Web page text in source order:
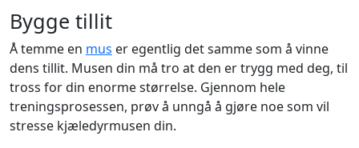
Bygge tillit
Å temme en mus er egentlig det samme som å vinne
dens tillit. Musen din må tro at den er trygg med deg, til
tross for din enorme størrelse. Gjennom hele
treningsprosessen, prøv å unngå å gjøre noe som vil
stresse kjæledyrmusen din.